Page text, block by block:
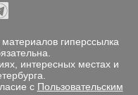
гиперссылка
интересных местах и
с Пользовательским